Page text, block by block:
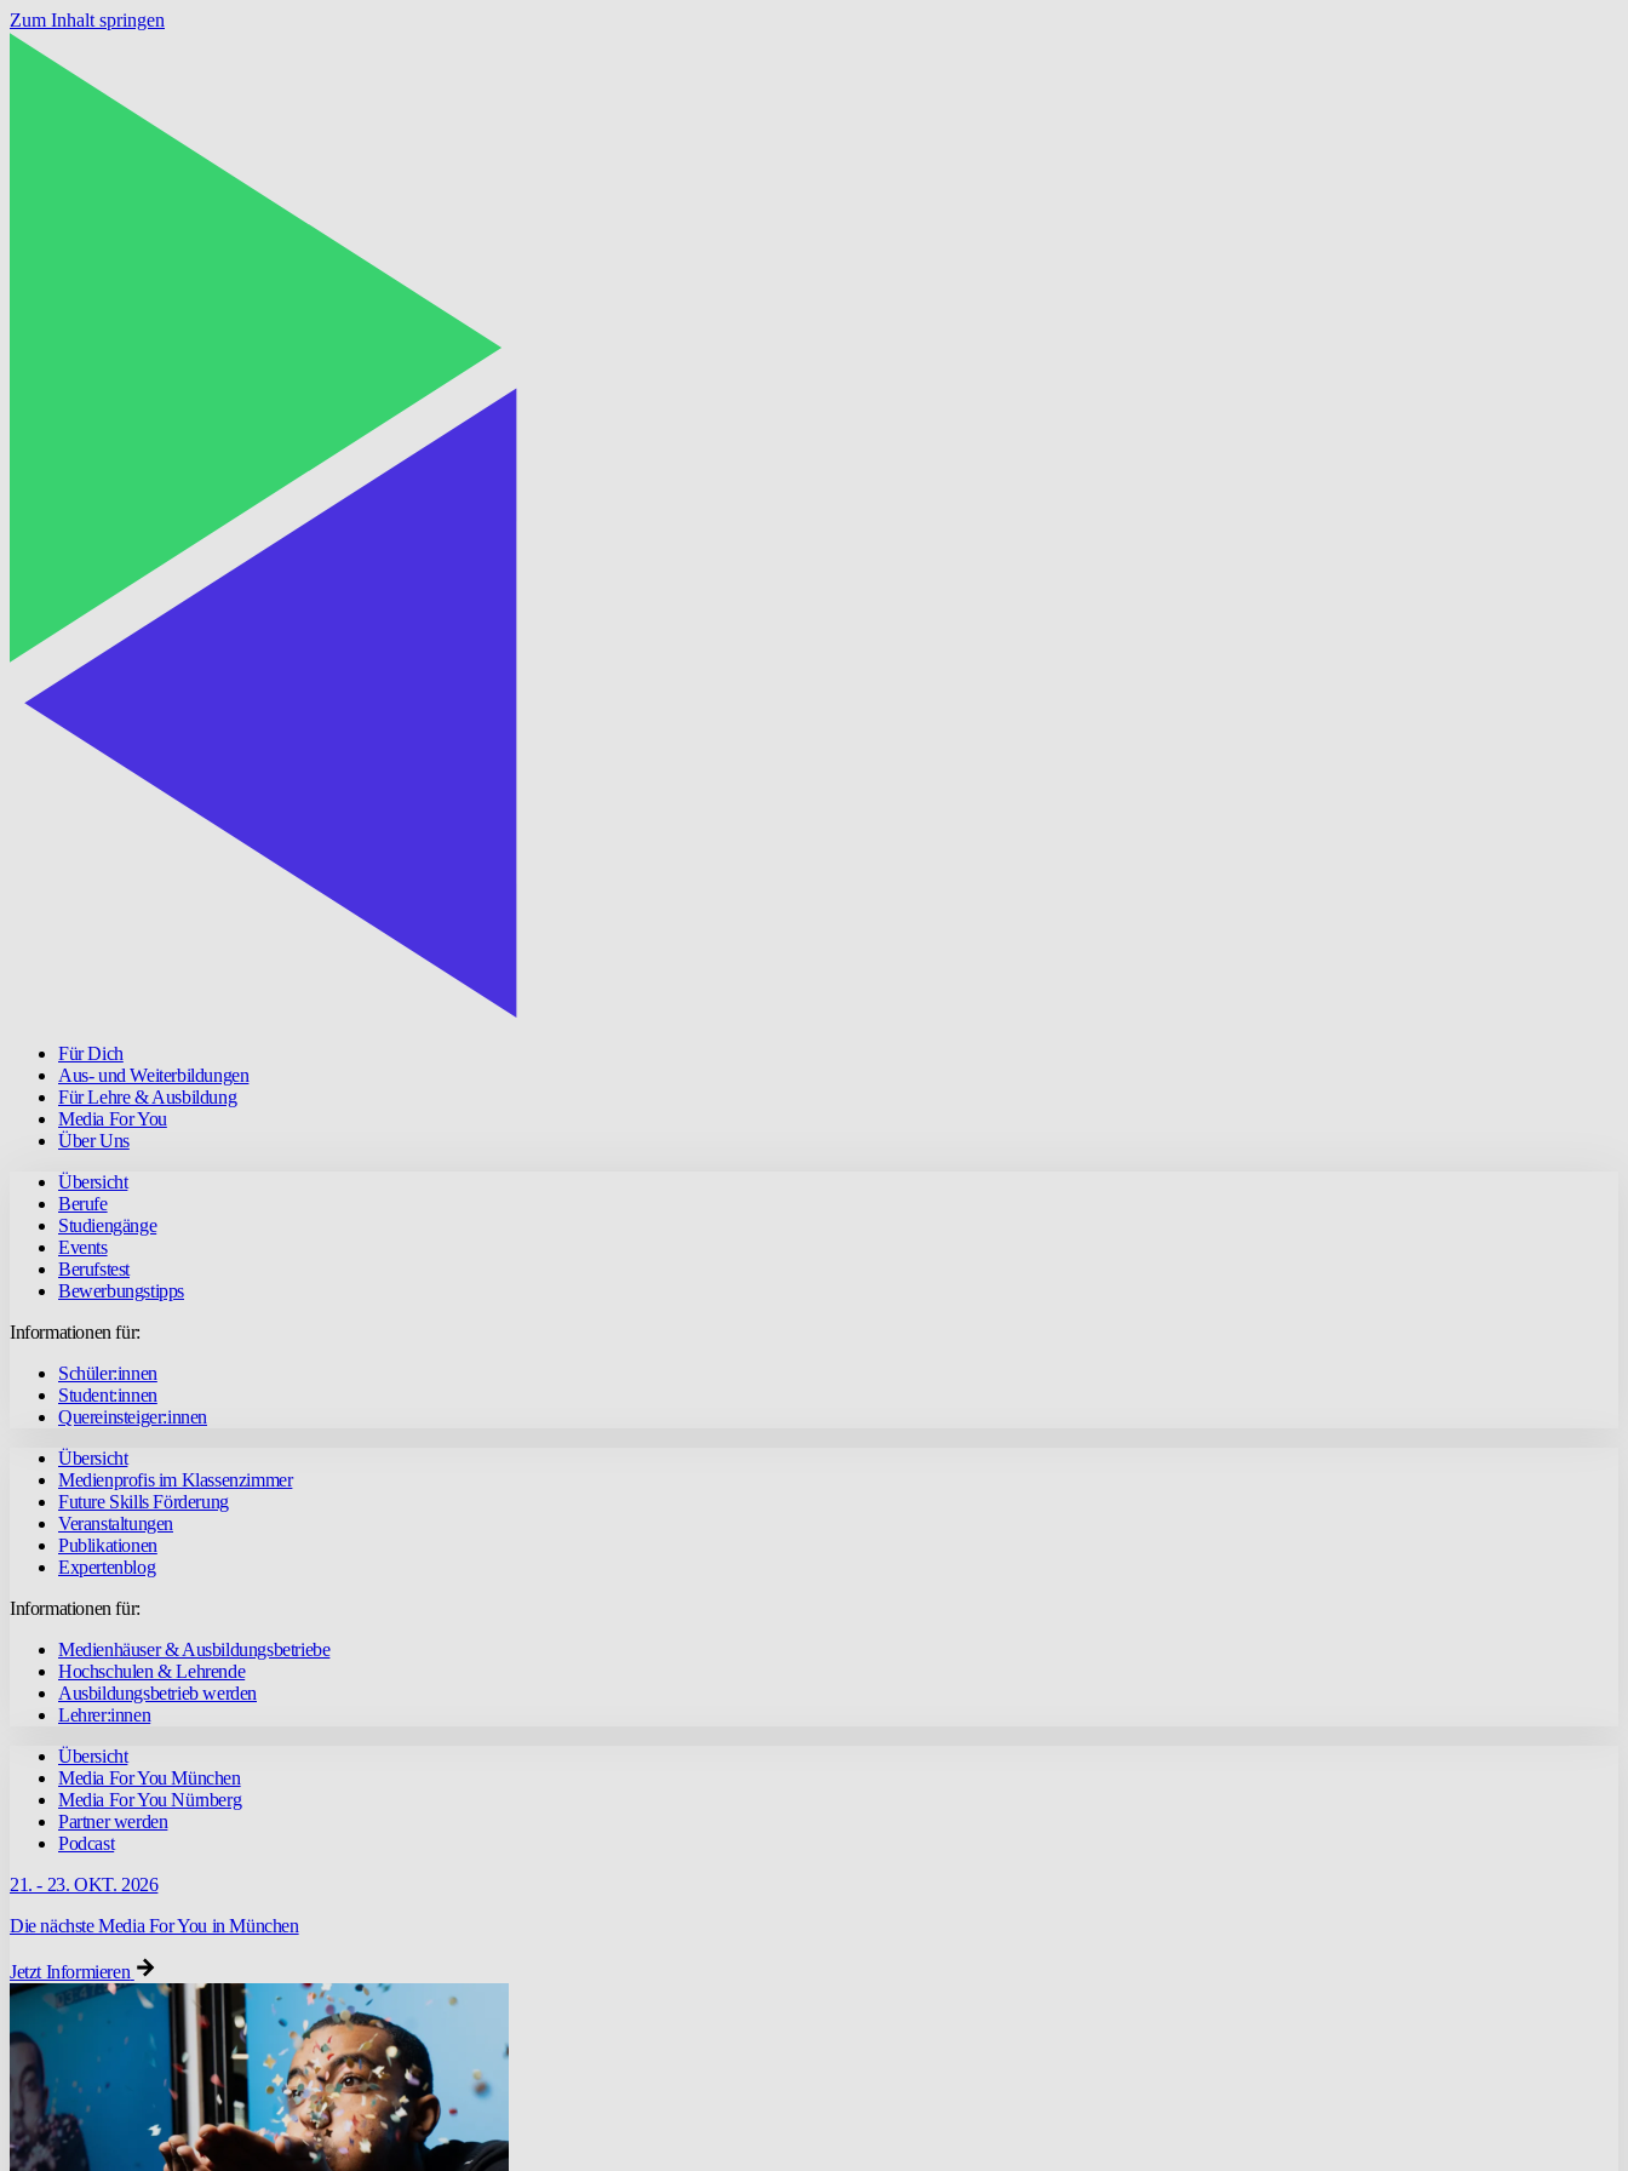
Zum Inhalt springen
Für Dich
Aus- und Weiterbildungen
Für Lehre & Ausbildung
Media For You
Über Uns
Übersicht
Berufe
Studiengänge
Events
Berufstest
Bewerbungstipps
Informationen für:
Schüler:innen
Student:innen
Quereinsteiger:innen
Übersicht
Medienprofis im Klassenzimmer
Future Skills Förderung
Veranstaltungen
Publikationen
Expertenblog
Informationen für:
Medienhäuser & Ausbildungsbetriebe
Hochschulen & Lehrende
Ausbildungsbetrieb werden
Lehrer:innen
Übersicht
Media For You München
Media For You Nürnberg
Partner werden
Podcast
21. - 23. OKT. 2026
Die nächste Media For You in München
Jetzt Informieren